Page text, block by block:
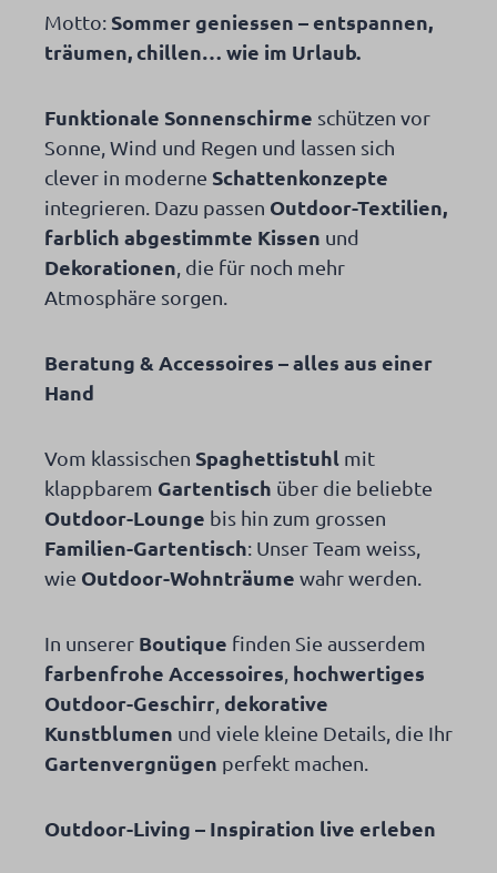
Motto: Sommer geniessen – entspannen,
träumen, chillen… wie im Urlaub.
Funktionale Sonnenschirme schützen vor
Sonne, Wind und Regen und lassen sich
clever in moderne Schattenkonzepte
integrieren. Dazu passen Outdoor-Textilien,
farblich abgestimmte Kissen und
Dekorationen , die für noch mehr
Atmosphäre sorgen.
Beratung & Accessoires – alles aus einer
Hand
Vom klassischen Spaghettistuhl mit
klappbarem Gartentisch über die beliebte
Outdoor-Lounge bis hin zum grossen
Familien-Gartentisch: Unser Team weiss,
wie Outdoor-Wohnträume wahr werden.
In unserer Boutique finden Sie ausserdem
farbenfrohe Accessoires hochwertiges
Outdoor-Geschirr dekorative
Kunstblumen und viele kleine Details, die Ihr
Gartenvergnügen perfekt machen.
Outdoor-Living – Inspiration live erleben